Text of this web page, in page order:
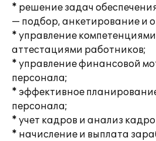
* решение задач
— подбор, анкетирование и
* управление
аттестациями работников;
* управление финансовой
персонала;
* эффективное
персонала;
* учет кадров и анализ
* начисление и выплата